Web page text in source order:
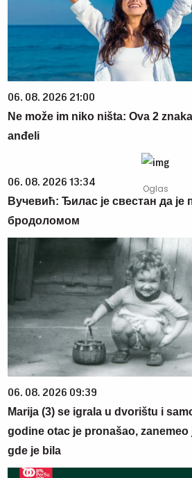
06. 08. 2026 21:00
Ne može im niko ništa: Ova 2
anđeli
06. 08. 2026 13:34
Вучевић: Ђилас је свестан да
бродоломом
06. 08. 2026 09:39
Marija (3) se igrala u dvorištu i
godine otac je pronašao, zanemeo
gde je bila